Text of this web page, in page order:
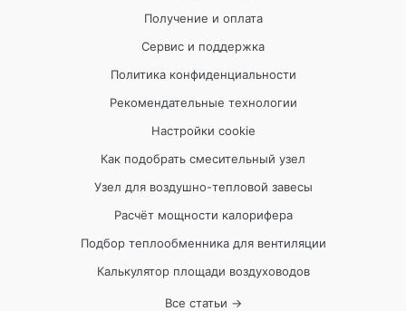
Получение и оплата
Сервис и поддержка
Политика конфиденциальности
Рекомендательные технологии
Настройки cookie
Как подобрать смесительный узел
Узел для воздушно-тепловой завесы
Расчёт мощности калорифера
Подбор теплообменника для вентиляции
Калькулятор площади воздуховодов
Все статьи →